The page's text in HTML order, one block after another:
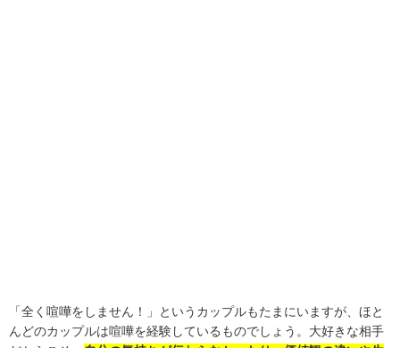
「全く喧嘩をしません！」というカップルもたまにいますが、ほと
んどのカップルは喧嘩を経験しているものでしょう。大好きな相手